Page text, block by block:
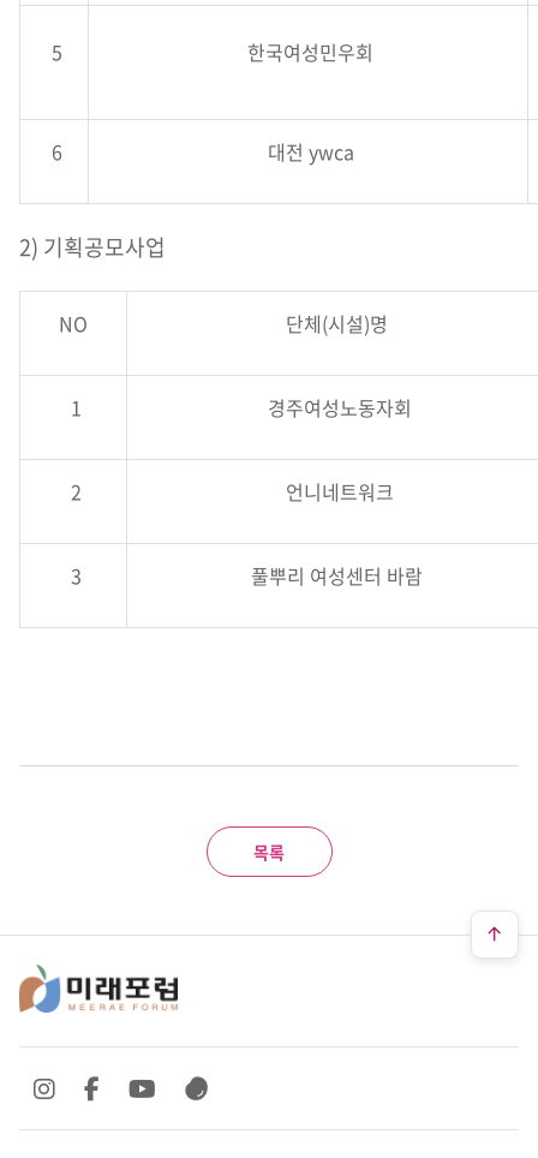
5 한국여성민우회
6 대전 ywca
2) 기획공모사업
NO 단체(시설)명
1 경주여성노동자회
2 언니네트워크
3 풀뿌리 여성센터 바람
목록
SNS 바로가기
SNS 바로가기SNS 바로가기
SNS 바로가기